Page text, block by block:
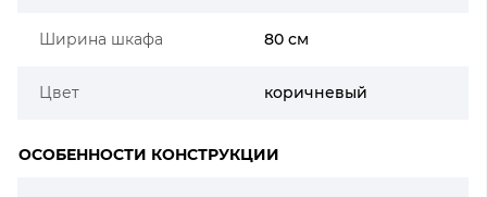
Ширина шкафа 80 см
Цвет коричневый
ОСОБЕННОСТИ КОНСТРУКЦИИ